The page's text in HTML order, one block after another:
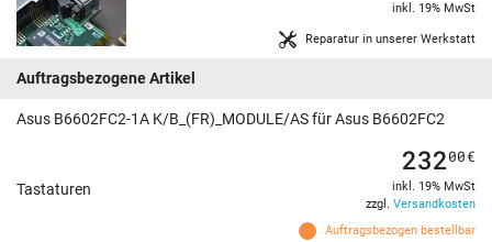
Reparatur in unserer Werkstatt
inkl. 19% MwSt
Auftragsbezogene Artikel
Asus B6602FC2-1A K/B_(FR)_MODULE/AS für Asus B6602FC2
Tastaturen
Auftragsbezogen bestellbar
23200€
inkl. 19% MwSt
zzgl. Versandkosten